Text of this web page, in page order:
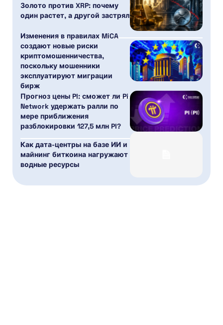
Золото против XRP: почему
один растет, а другой застрял
Изменения в правилах MiCA
создают новые риски
криптомошенничества,
поскольку мошенники
эксплуатируют миграции
бирж
Прогноз цены PI: сможет ли Pi
Network удержать ралли по
мере приближения
разблокировки 127,5 млн PI?
Как дата-центры на базе ИИ и
майнинг биткоина нагружают
водные ресурсы